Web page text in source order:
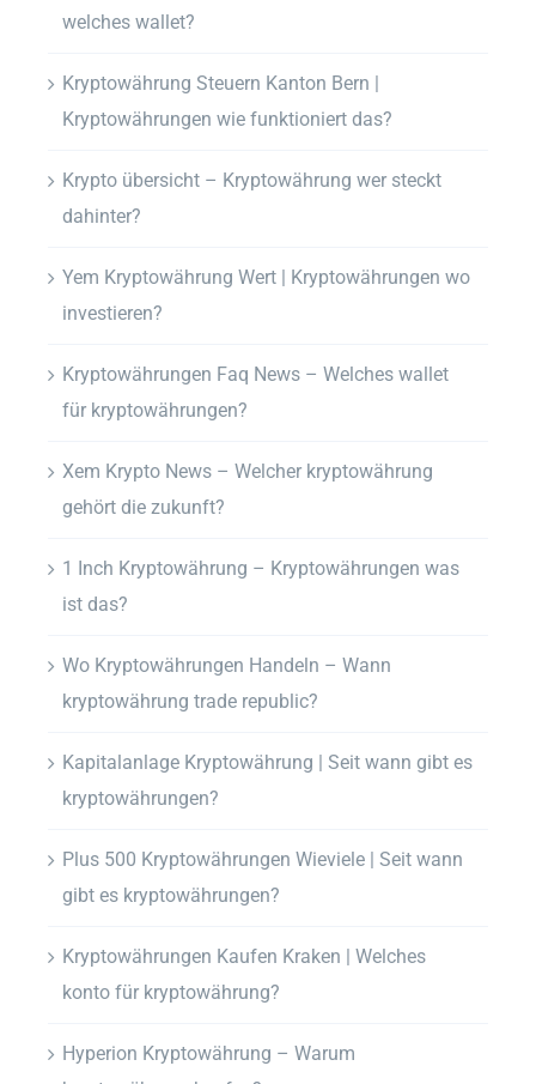
welches wallet?
Kryptowährung Steuern Kanton Bern |
Kryptowährungen wie funktioniert das?
Krypto übersicht – Kryptowährung wer steckt
dahinter?
Yem Kryptowährung Wert | Kryptowährungen wo
investieren?
Kryptowährungen Faq News – Welches wallet
für kryptowährungen?
Xem Krypto News – Welcher kryptowährung
gehört die zukunft?
1 Inch Kryptowährung – Kryptowährungen was
ist das?
Wo Kryptowährungen Handeln – Wann
kryptowährung trade republic?
Kapitalanlage Kryptowährung | Seit wann gibt es
kryptowährungen?
Plus 500 Kryptowährungen Wieviele | Seit wann
gibt es kryptowährungen?
Kryptowährungen Kaufen Kraken | Welches
konto für kryptowährung?
Hyperion Kryptowährung – Warum